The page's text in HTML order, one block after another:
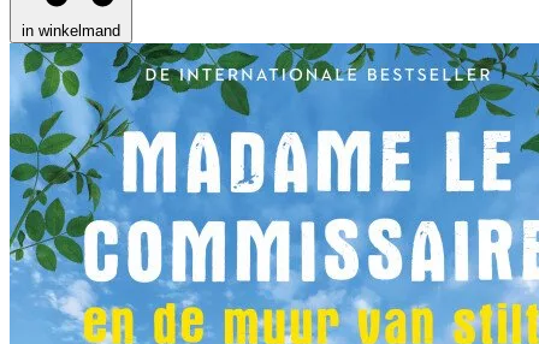
in winkelmand